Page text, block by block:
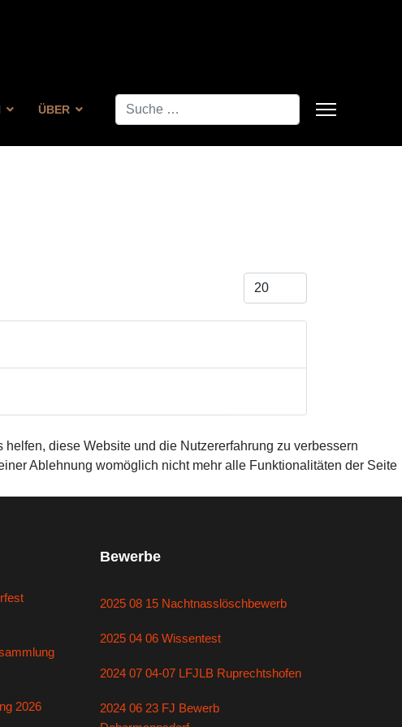
ÜBER Suchen
Anzeige #
2026
Bewerbe
2025 08 15 Nachtnasslöschbewerb
2025 04 06 Wissentest
2024 07 04-07 LFJLB Ruprechtshofen
2024 06 23 FJ Bewerb
diese Website und die Nutzererfahrung zu verbessern
Ablehnung womöglich nicht mehr alle Funktionalitäten der Seite